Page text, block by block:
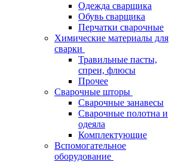
Одежда сварщика
Обувь сварщика
Перчатки сварочные
Химические материалы для
сварки
Травильные пасты,
спреи, флюсы
Прочее
Сварочные шторы
Сварочные занавесы
Сварочные полотна и
одеяла
Комплектующие
Вспомогательное
оборудование